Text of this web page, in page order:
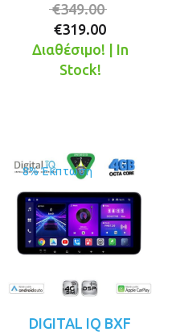
€349.00
was:
€319.00
Διαθέσιμο! | In
Stock!
8% Έκπτωση
DIGITAL IQ BXF